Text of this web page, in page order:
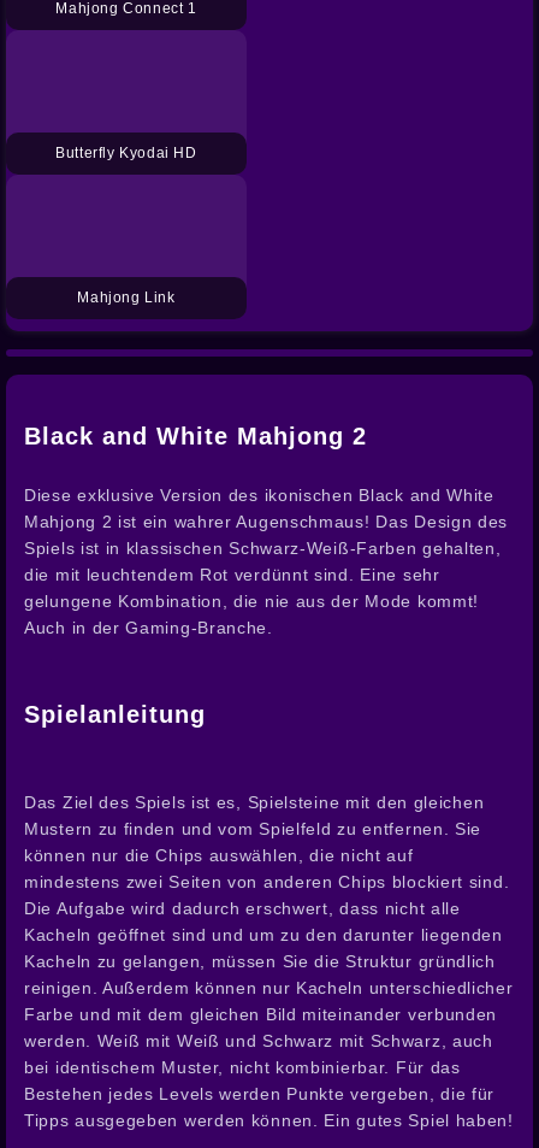
Mahjong Connect 1
Butterfly Kyodai HD
Mahjong Link
Black and White Mahjong 2
Diese exklusive Version des ikonischen Black and White
Mahjong 2 ist ein wahrer Augenschmaus! Das Design des
Spiels ist in klassischen Schwarz-Weiß-Farben gehalten,
die mit leuchtendem Rot verdünnt sind. Eine sehr
gelungene Kombination, die nie aus der Mode kommt!
Auch in der Gaming-Branche.
Spielanleitung
Das Ziel des Spiels ist es, Spielsteine mit den gleichen
Mustern zu finden und vom Spielfeld zu entfernen. Sie
können nur die Chips auswählen, die nicht auf
mindestens zwei Seiten von anderen Chips blockiert sind.
Die Aufgabe wird dadurch erschwert, dass nicht alle
Kacheln geöffnet sind und um zu den darunter liegenden
Kacheln zu gelangen, müssen Sie die Struktur gründlich
reinigen. Außerdem können nur Kacheln unterschiedlicher
Farbe und mit dem gleichen Bild miteinander verbunden
werden. Weiß mit Weiß und Schwarz mit Schwarz, auch
bei identischem Muster, nicht kombinierbar. Für das
Bestehen jedes Levels werden Punkte vergeben, die für
Tipps ausgegeben werden können. Ein gutes Spiel haben!